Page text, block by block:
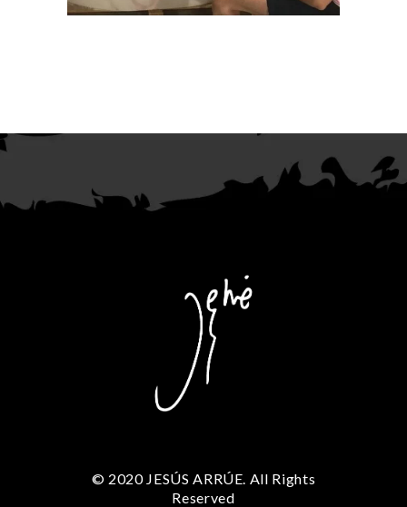
© 2020 JESÚS ARRÚE. All Rights
Reserved